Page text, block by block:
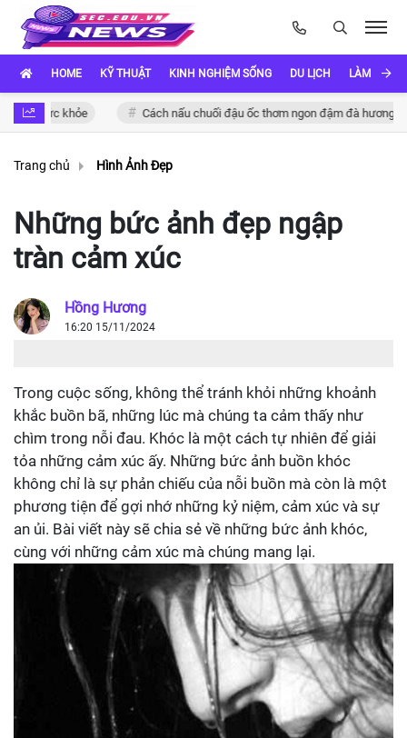
HOME KỸ THUẬT KINH NGHIỆM SỐNG DU LỊCH LÀM ĐẸP
sức khỏe Cách nấu chuối đậu ốc thơm ngon đậm đà hương vị Việt
Trang chủ Hình Ảnh Đẹp
Những bức ảnh đẹp ngập
tràn cảm xúc
Hồng Hương
16:20 15/11/2024
Trong cuộc sống, không thể tránh khỏi những khoảnh
khắc buồn bã, những lúc mà chúng ta cảm thấy như
chìm trong nỗi đau. Khóc là một cách tự nhiên để giải
tỏa những cảm xúc ấy. Những bức ảnh buồn khóc
không chỉ là sự phản chiếu của nỗi buồn mà còn là một
phương tiện để gợi nhớ những kỷ niệm, cảm xúc và sự
an ủi. Bài viết này sẽ chia sẻ về những bức ảnh khóc,
cùng với những cảm xúc mà chúng mang lại.